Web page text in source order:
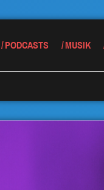
PODCASTS MUSIK